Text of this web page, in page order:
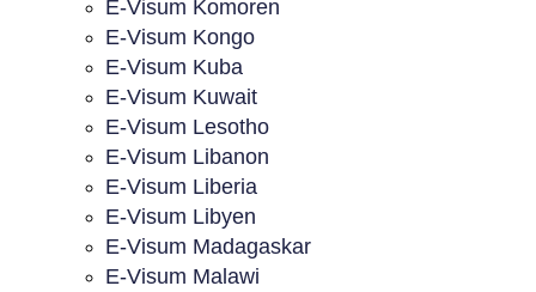
E-Visum Komoren
E-Visum Kongo
E-Visum Kuba
E-Visum Kuwait
E-Visum Lesotho
E-Visum Libanon
E-Visum Liberia
E-Visum Libyen
E-Visum Madagaskar
E-Visum Malawi